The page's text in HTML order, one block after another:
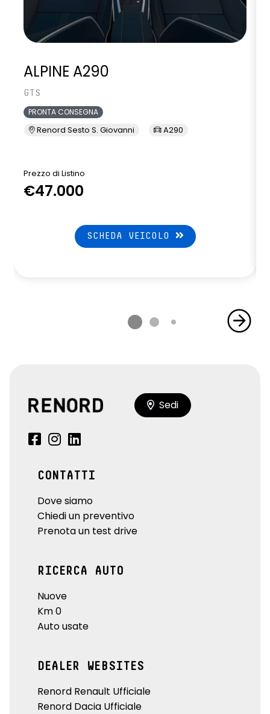
tappettini specifici in grigio
volante multifunzione in TEP soft touch
ALPINE A290
GTS
PRONTA CONSEGNA
Renord Sesto S. Giovanni A290
Prezzo di Listino
€47.000
SCHEDA VEICOLO
Sedi
CONTATTI
Dove siamo
Chiedi un preventivo
Prenota un test drive
RICERCA AUTO
Nuove
Km 0
Auto usate
DEALER WEBSITES
Renord Renault Ufficiale
Renord Dacia Ufficiale